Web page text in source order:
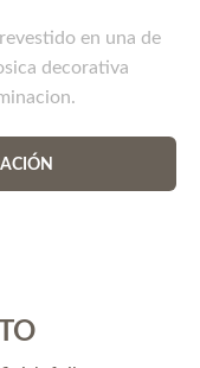
en una de
decorativa